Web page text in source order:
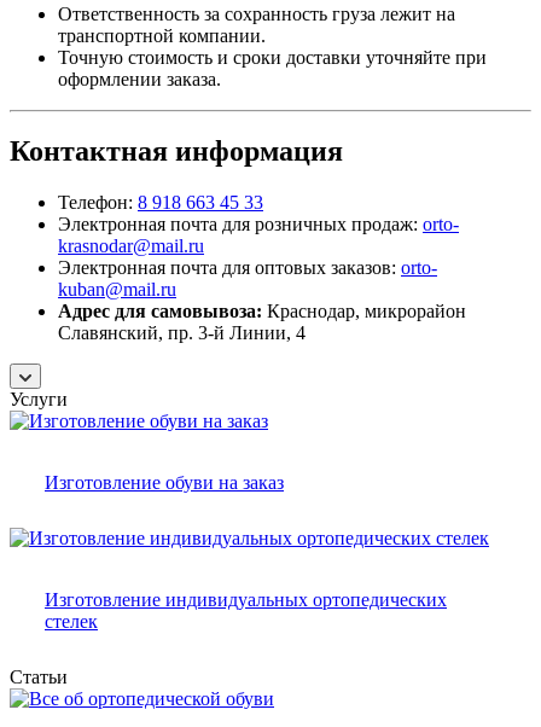
Ответственность за сохранность груза лежит на
транспортной компании.
Точную стоимость и сроки доставки уточняйте при
оформлении заказа.
Контактная информация
Телефон: 8 918 663 45 33
Электронная почта для розничных продаж: orto-
krasnodar@mail.ru
Электронная почта для оптовых заказов: orto-
kuban@mail.ru
Адрес для самовывоза: Краснодар, микрорайон
Славянский, пр. 3-й Линии, 4
Услуги
Изготовление обуви на заказ
Изготовление индивидуальных ортопедических
стелек
Статьи